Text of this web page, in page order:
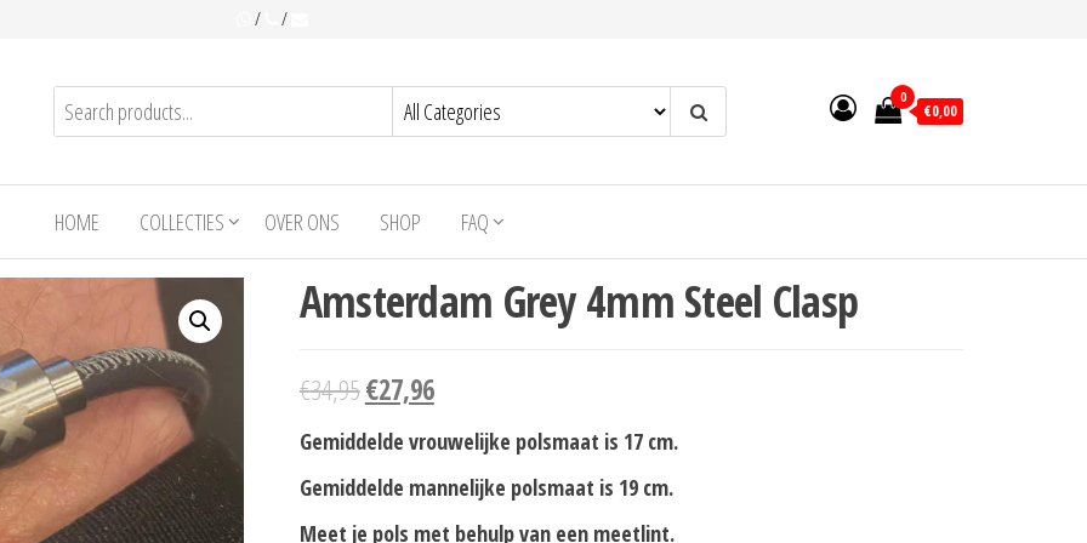
/ /
0
€0,00
HOME COLLECTIES OVER ONS SHOP FAQ
Amsterdam Grey 4mm Steel Clasp
€34,95€27,96
Gemiddelde vrouwelijke polsmaat is 17 cm.
Gemiddelde mannelijke polsmaat is 19 cm.
Meet je pols met behulp van een meetlint.